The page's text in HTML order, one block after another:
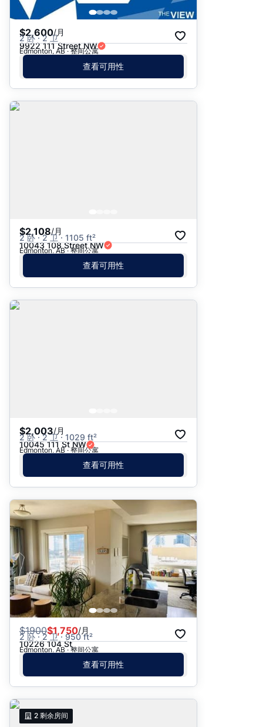
$2,600/月
2 卧 · 2 卫
9922 111 Street NW
Edmonton, AB · 整间公寓
查看可用性
$2,108/月
2 卧 · 2 卫 · 1105 ft²
10043 108 Street NW
Edmonton, AB · 整间公寓
查看可用性
$2,003/月
2 卧 · 2 卫 · 1029 ft²
10045 111 St NW
Edmonton, AB · 整间公寓
查看可用性
$1900$1,750/月
2 卧 · 2 卫 · 950 ft²
10226 104 St
Edmonton, AB · 整间公寓
查看可用性
2 剩余房间